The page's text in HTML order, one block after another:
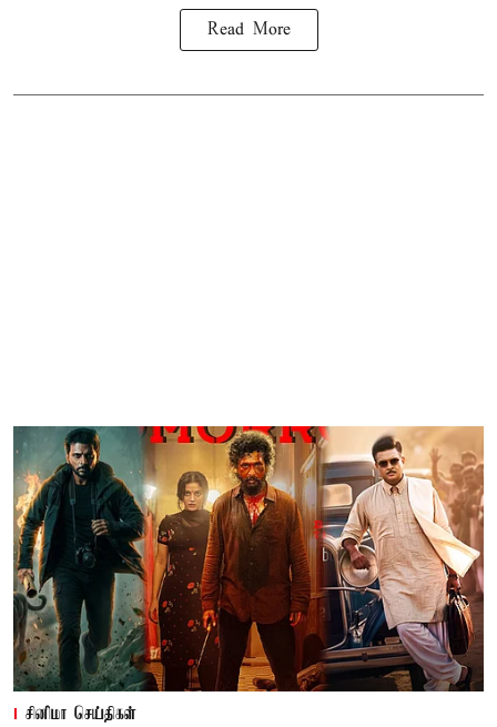
Read More
சினிமா செய்திகள்